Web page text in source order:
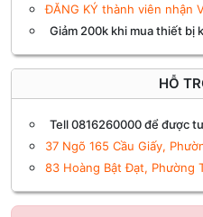
ĐĂNG KÝ thành viên nhận
Giảm 200k khi mua thiết bị
HỖ
Tell 0816260000 để được
37 Ngõ 165 Cầu Giấy,
83 Hoàng Bật Đạt, Phường